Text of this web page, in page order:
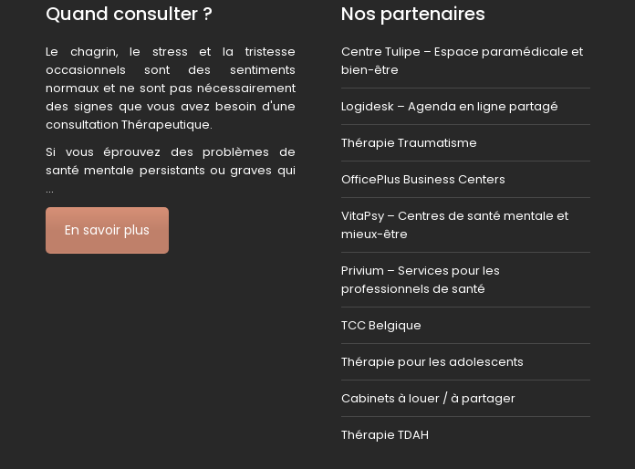
Quand consulter ?
Le chagrin, le stress et la tristesse
occasionnels sont des sentiments
normaux et ne sont pas nécessairement
des signes que vous avez besoin d'une
consultation Thérapeutique.
Si vous éprouvez des problèmes de
santé mentale persistants ou graves qui
...
En savoir plus
Nos partenaires
Centre Tulipe – Espace paramédicale et
bien-être
Logidesk – Agenda en ligne partagé
Thérapie Traumatisme
OfficePlus Business Centers
VitaPsy – Centres de santé mentale et
mieux-être
Privium – Services pour les
professionnels de santé
TCC Belgique
Thérapie pour les adolescents
Cabinets à louer / à partager
Thérapie TDAH